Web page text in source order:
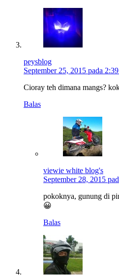
peysblog
September 25, 2015 pada
Cioray teh dimana mangs?
Balas
viewie white blog's
September 28, 2015
pokoknya, gunung di
😀
Balas